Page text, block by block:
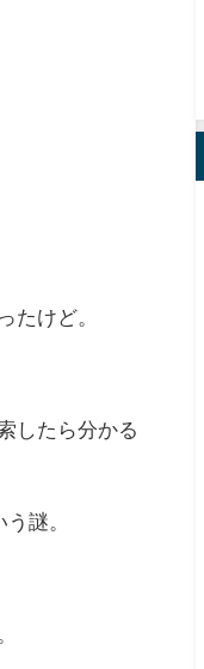
たけど。
したら分かる
謎。